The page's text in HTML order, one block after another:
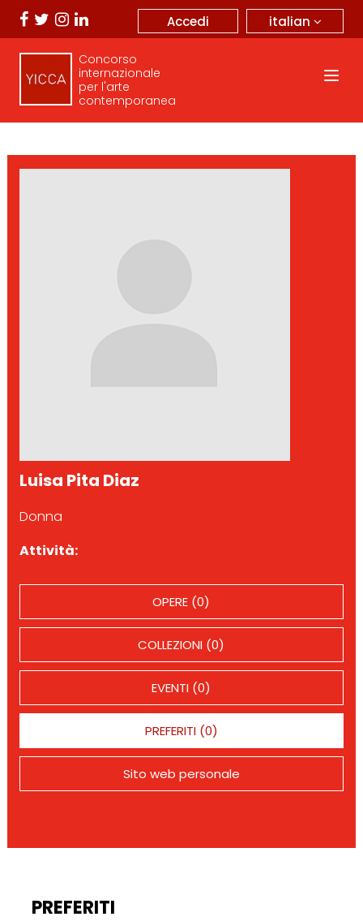
italian
Accedi
Concorso
internazionale
per l'arte
contemporanea
Luisa Pita Diaz
Donna
Attività:
OPERE (0)
COLLEZIONI (0)
EVENTI (0)
PREFERITI (0)
Sito web personale
PREFERITI